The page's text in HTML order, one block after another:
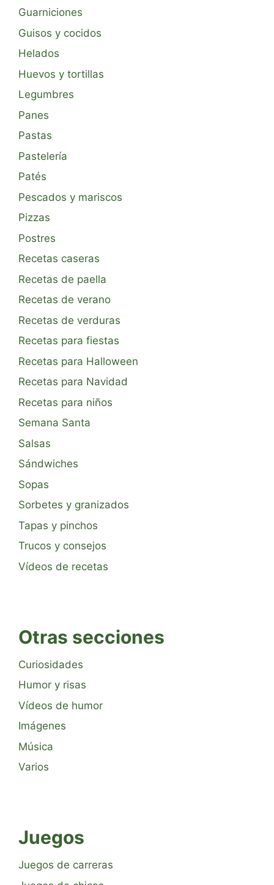
Guarniciones
Guisos y cocidos
Helados
Huevos y tortillas
Legumbres
Panes
Pastas
Pastelería
Patés
Pescados y mariscos
Pizzas
Postres
Recetas caseras
Recetas de paella
Recetas de verano
Recetas de verduras
Recetas para fiestas
Recetas para Halloween
Recetas para Navidad
Recetas para niños
Semana Santa
Salsas
Sándwiches
Sopas
Sorbetes y granizados
Tapas y pinchos
Trucos y consejos
Vídeos de recetas
Otras secciones
Curiosidades
Humor y risas
Vídeos de humor
Imágenes
Música
Varios
Juegos
Juegos de carreras